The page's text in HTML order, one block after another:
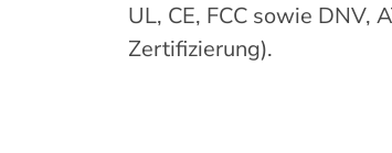
UL, CE, FCC sowie DNV,
Zertifizierung).